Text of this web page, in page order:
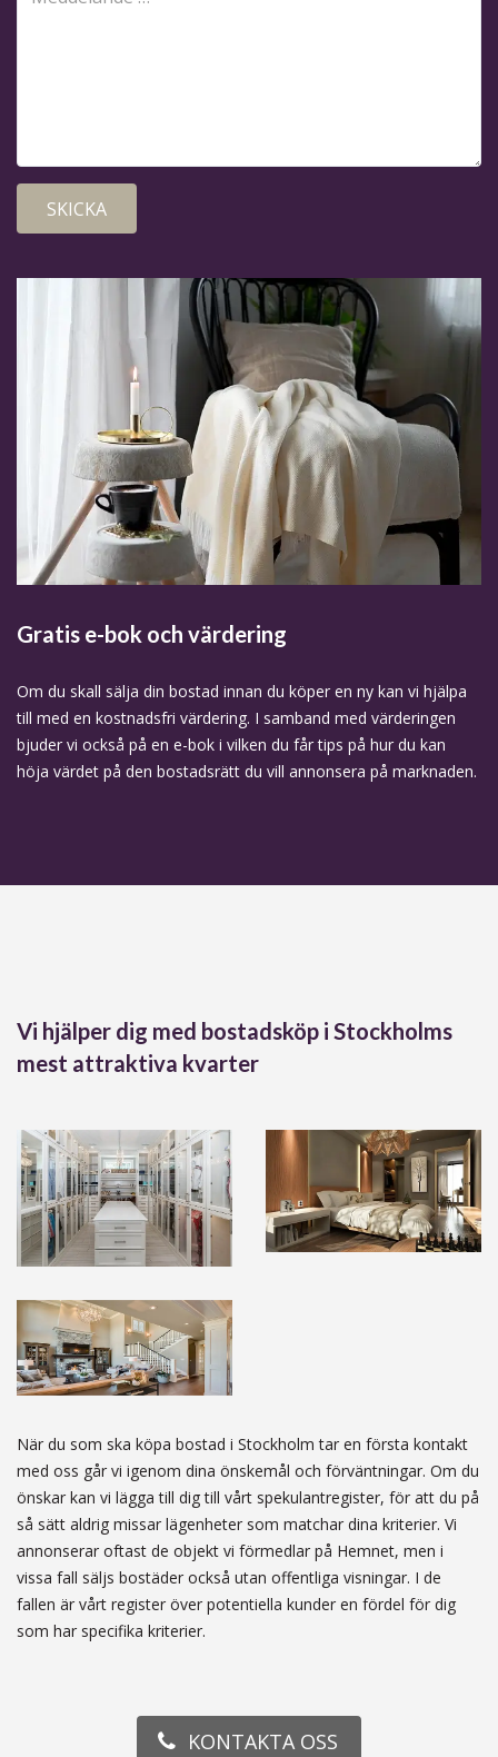
Gratis e-bok och värdering
Om du skall sälja din bostad innan du köper en ny kan vi hjälpa
till med en kostnadsfri värdering. I samband med värderingen
bjuder vi också på en e-bok i vilken du får tips på hur du kan
höja värdet på den bostadsrätt du vill annonsera på marknaden.
Vi hjälper dig med bostadsköp i Stockholms
mest attraktiva kvarter
När du som ska köpa bostad i Stockholm tar en första kontakt
med oss går vi igenom dina önskemål och förväntningar. Om du
önskar kan vi lägga till dig till vårt spekulantregister, för att du på
så sätt aldrig missar lägenheter som matchar dina kriterier. Vi
annonserar oftast de objekt vi förmedlar på Hemnet, men i
vissa fall säljs bostäder också utan offentliga visningar. I de
fallen är vårt register över potentiella kunder en fördel för dig
som har specifika kriterier.
KONTAKTA OSS